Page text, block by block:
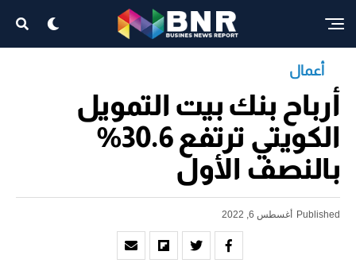
أعمال
أرباح بنك بيت التمويل
الكويتي ترتفع 30.6%
بالنصف الأول
Published أغسطس 6, 2022